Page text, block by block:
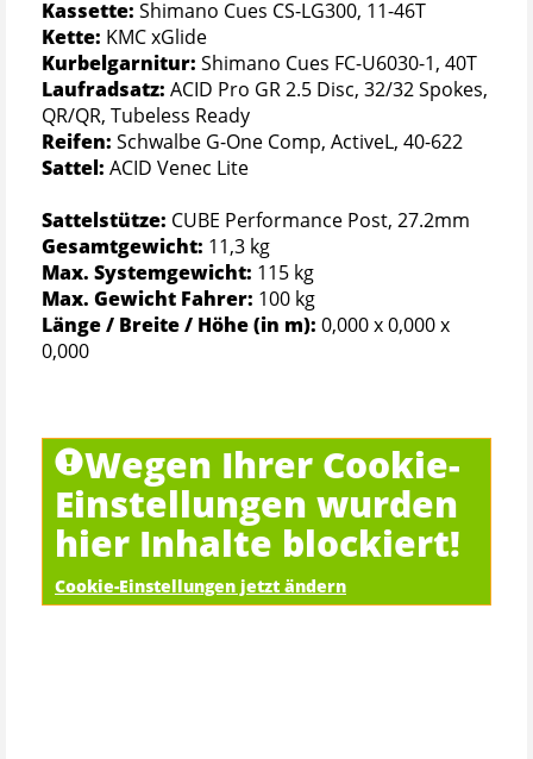
Kassette: Shimano Cues CS-LG300, 11-46T
Kette: KMC xGlide
Kurbelgarnitur: Shimano Cues FC-U6030-1, 40T
Laufradsatz: ACID Pro GR 2.5 Disc, 32/32 Spokes,
QR/QR, Tubeless Ready
Reifen: Schwalbe G-One Comp, ActiveL, 40-622
Sattel: ACID Venec Lite
Sattelstütze: CUBE Performance Post, 27.2mm
Gesamtgewicht: 11,3 kg
Max. Systemgewicht: 115 kg
Max. Gewicht Fahrer: 100 kg
Länge / Breite / Höhe (in m): 0,000 x 0,000 x
0,000
Wegen Ihrer Cookie-
Einstellungen wurden
hier Inhalte blockiert!
Cookie-Einstellungen jetzt ändern